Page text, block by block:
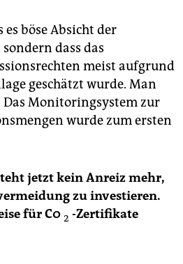
böse Absicht der
dass das
meist aufgrund
geschätzt wurde. Man
Das Monitoringsystem zur
wurde zum ersten
jetzt kein Anreiz mehr,
zu investieren.
für C0 2 -Zertifikate